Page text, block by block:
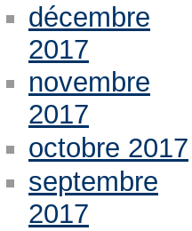
décembre
2017
novembre
2017
octobre 2017
septembre
2017